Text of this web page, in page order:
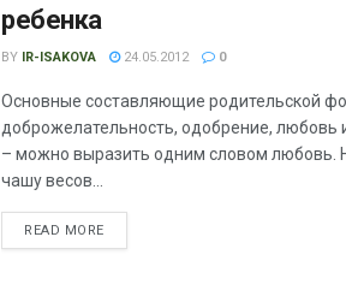
ребенка
BY IR-ISAKOVA 24.05.2012 0
Основные составляющие родительской
доброжелательность, одобрение, любовь
– можно выразить одним словом любовь.
чашу весов...
READ MORE